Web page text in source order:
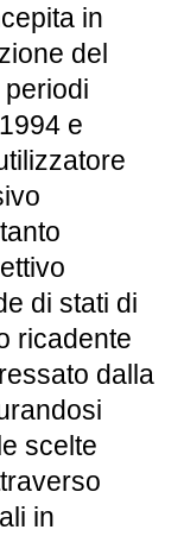
in
del
periodi
e
di stati di
ricadente
dalla
scelte
in